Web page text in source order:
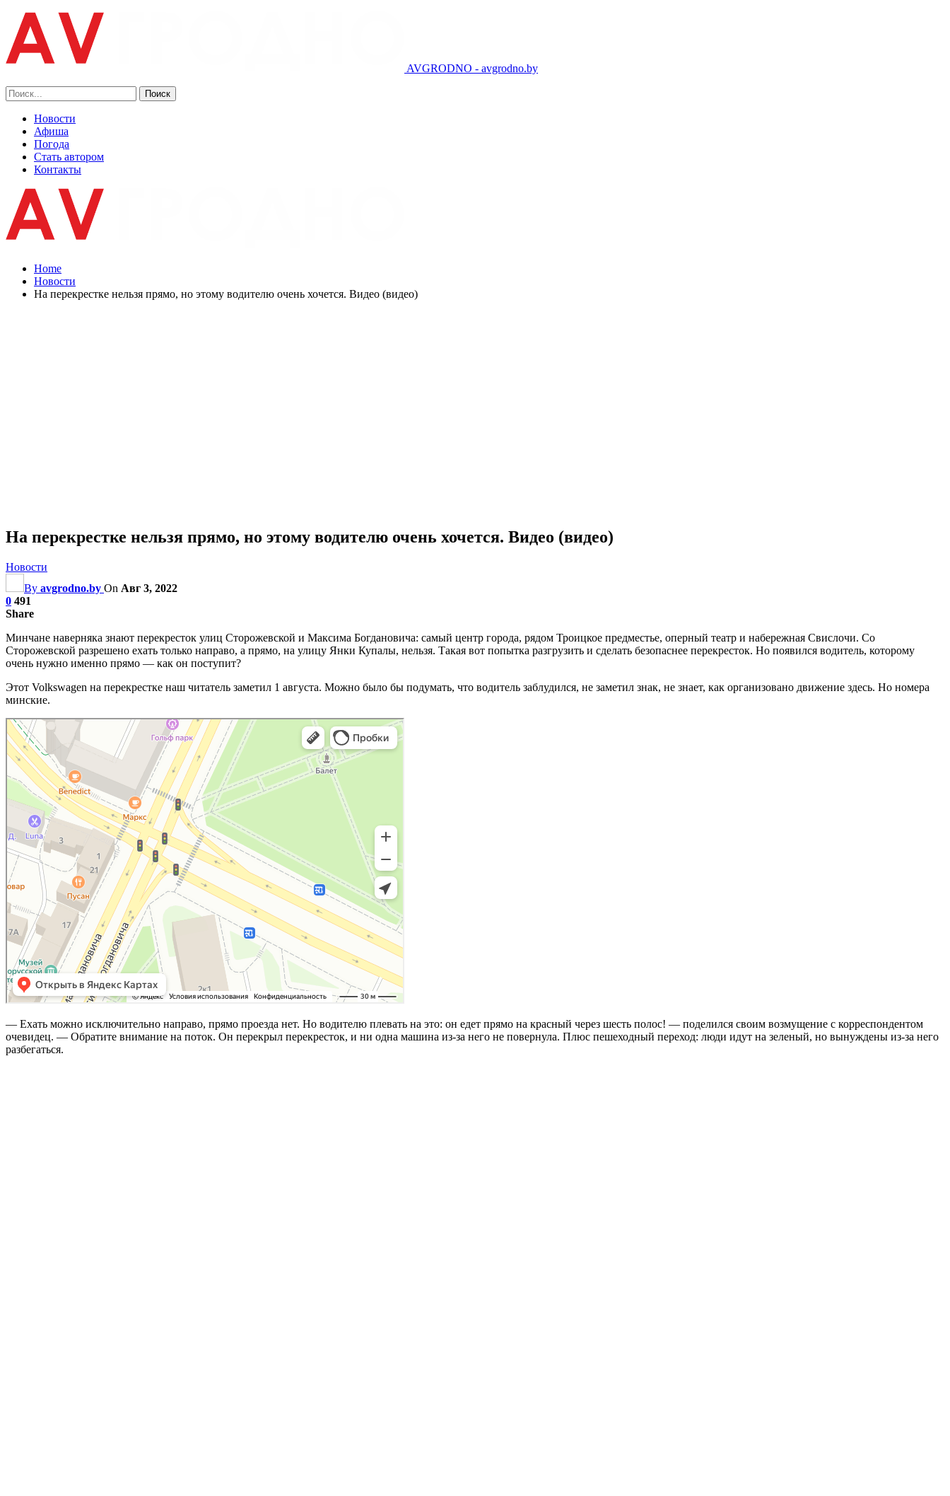
AVGRODNO - avgrodno.by
Новости
Афиша
Погода
Стать автором
Контакты
Home
Новости
На перекрестке нельзя прямо, но этому водителю очень хочется. Видео (видео)
На перекрестке нельзя прямо, но этому водителю очень хочется. Видео (видео)
Новости
By avgrodno.by On Авг 3, 2022
0 491
Share
Минчане наверняка знают перекресток улиц Сторожевской и Максима Богдановича: самый центр города, рядом Троицкое предместье, оперный театр и набережная Свислочи. Со
Сторожевской разрешено ехать только направо, а прямо, на улицу Янки Купалы, нельзя. Такая вот попытка разгрузить и сделать безопаснее перекресток. Но появился водитель, которому
очень нужно именно прямо — как он поступит?
Этот Volkswagen на перекрестке наш читатель заметил 1 августа. Можно было бы подумать, что водитель заблудился, не заметил знак, не знает, как организовано движение здесь. Но номера
минские.
— Ехать можно исключительно направо, прямо проезда нет. Но водителю плевать на это: он едет прямо на красный через шесть полос! — поделился своим возмущение с корреспондентом
очевидец. — Обратите внимание на поток. Он перекрыл перекресток, и ни одна машина из-за него не повернула. Плюс пешеходный переход: люди идут на зеленый, но вынуждены из-за него
разбегаться.